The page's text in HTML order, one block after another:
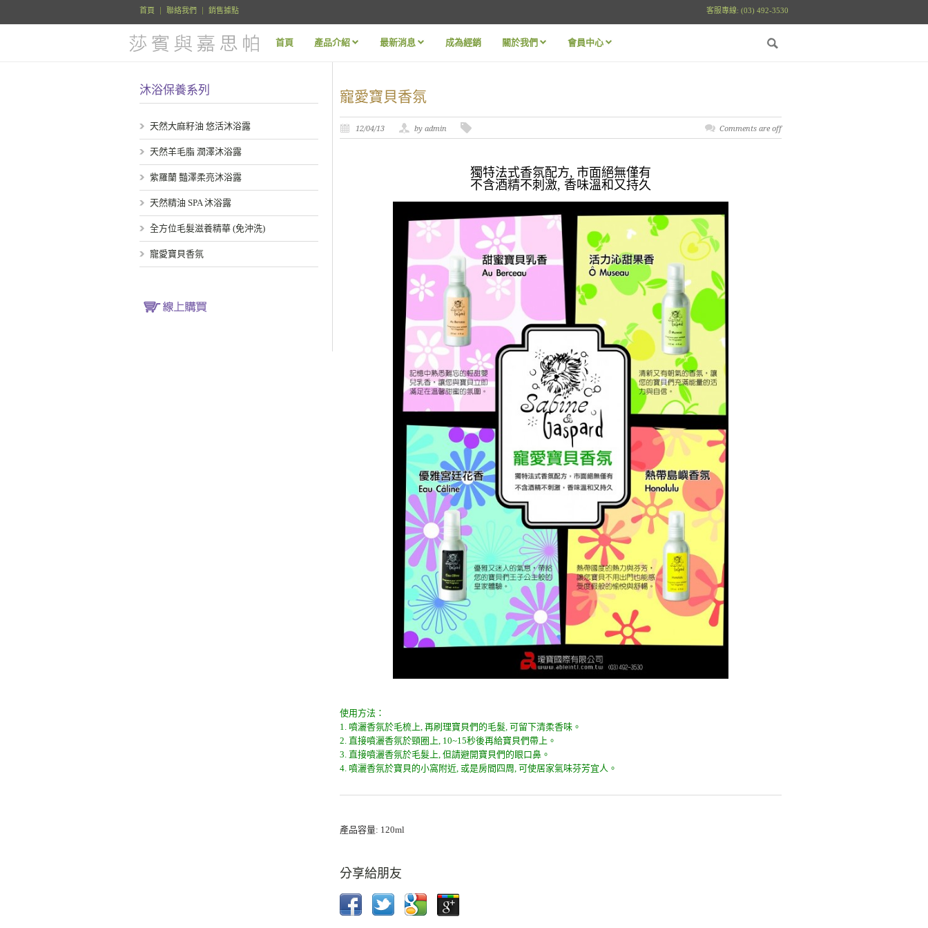
首頁 聯絡我們 銷售據點 客服專線: (03) 492-3530
首頁 產品介紹 最新消息 成為經銷 關於我們 會員中心
寵愛寶貝香氛
12/04/13 by admin Comments are off
獨特法式香氛配方, 市面絕無僅有
不含酒精不刺激, 香味溫和又持久
使用方法：
1. 噴灑香氛於毛梳上, 再刷理寶貝們的毛髮, 可留下清柔香味。
2. 直接噴灑香氛於頸圈上, 10~15秒後再給寶貝們帶上。
3. 直接噴灑香氛於毛髮上, 但請避開寶貝們的眼口鼻。
4. 噴灑香氛於寶貝的小窩附近, 或是房間四周, 可使居家氣味芬芳宜人。
產品容量: 120ml
分享給朋友
沐浴保養系列
天然大麻籽油 悠活沐浴露
天然羊毛脂 潤澤沐浴露
紫羅蘭 豔澤柔亮沐浴露
天然精油 SPA 沐浴露
全方位毛髮滋養精華 (免沖洗)
寵愛寶貝香氛